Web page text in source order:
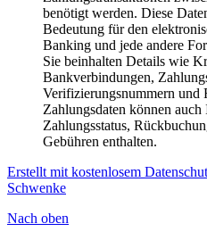
benötigt werden. Diese
Bedeutung für den
Banking und jede andere
Sie beinhalten Details wie
Bankverbindungen,
Verifizierungsnummern und
Zahlungsdaten können
Zahlungsstatus,
Gebühren enthalten.
Erstellt mit kostenlosem
Schwenke
Nach oben